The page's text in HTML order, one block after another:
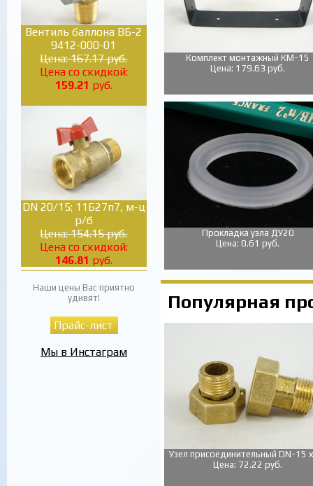
Вентиль баллона ВБ-2
9412-000-01
Цена: 167.17 руб.
Цена со скидкой:
159.21 руб.
DN 20/15; 11Б27п7, м-ц
р/б
Цена: 154.15 руб.
Цена со скидкой:
146.81 руб.
Наши цены Вас приятно
удивят!
Прайс-лист
Мы в Инстаграм
Комплект монтажный КМ-15
Цена: 179.63 руб.
Прокладка узла ДУ20
Цена: 0.61 руб.
Популярная
Узел присоединительный DN-15
Цена: 72.22 руб.